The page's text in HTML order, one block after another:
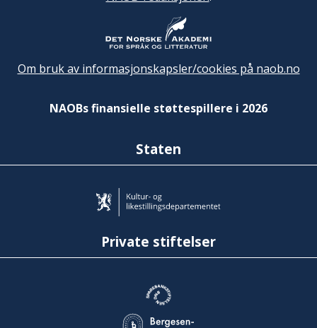
Om bruk av informasjonskapsler/cookies på naob.no
NAOBs finansielle støttespillere i 2026
Staten
Private stiftelser